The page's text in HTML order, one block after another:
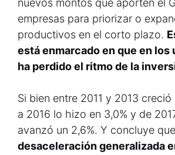
nuevos montos que aporten el
empresas para priorizar o
productivos en el corto plazo.
está enmarcado en que en los
ha perdido el ritmo de la
Si bien entre 2011 y 2013 creció
a 2016 lo hizo en 3,0% y de
avanzó un 2,6%. Y concluye que
desaceleración generalizada